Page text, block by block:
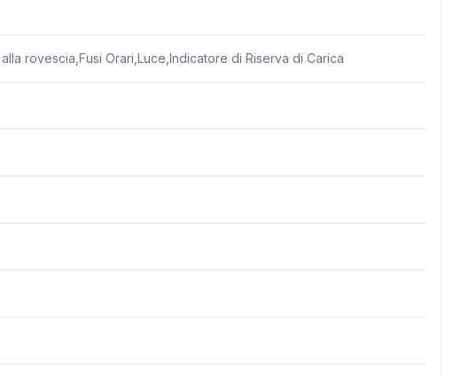
rovescia,Fusi Orari,Luce,Indicatore di Riserva di Carica